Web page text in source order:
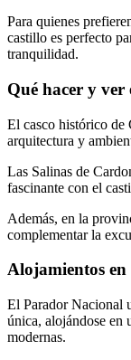
Para quienes
castillo es perfecto
tranquilidad.
Qué hacer y
El casco histórico de
arquitectura y
Las Salinas de
fascinante con el
Además, en la
complementar la
Alojamientos
El Parador Nacional
única, alojándose en
modernas.